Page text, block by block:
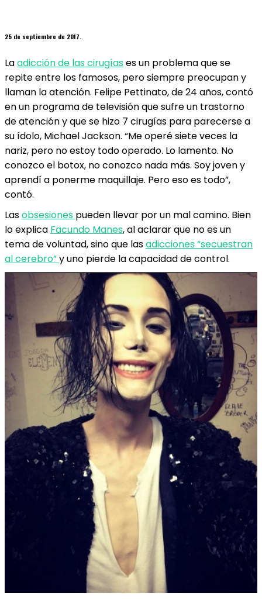
25 de septiembre de 2017.
Laadicción de las cirugíases un problema que se
repite entre los famosos, pero siempre preocupan y
llaman la atención. Felipe Pettinato, de 24 años, contó
en un programa de televisión que sufre un trastorno
de atención y que se hizo 7 cirugías para parecerse a
su ídolo, Michael Jackson. “Me operé siete veces la
nariz, pero no estoy todo operado. Lo lamento. No
conozco el botox, no conozco nada más. Soy joven y
aprendí a ponerme maquillaje. Pero eso es todo”,
contó.
Lasobsesiones pueden llevar por un mal camino. Bien
lo explica Facundo Manes, al aclarar que no es un
tema de voluntad, sino que lasadicciones “secuestran
al cerebro”y uno pierde la capacidad de control.